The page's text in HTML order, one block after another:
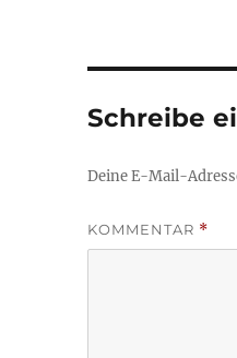
Schreibe
Deine E-Mail-
KOMMENTAR *